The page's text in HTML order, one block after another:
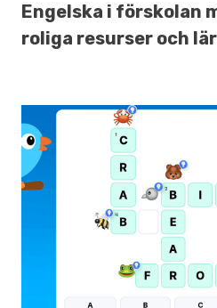
Engelska i förskolan
roliga resurser och